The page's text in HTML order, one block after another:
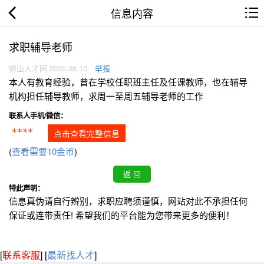
信息内容
求职辅导老师
崂山人才网 2026.08.10 举报
本人有教育经验，曾在学校任职班主任及任课教师，也在辅导
机构担任辅导教师，求周一至周五辅导老师的工作
联系人手机/微信：
**** 点击查看完整信息
(查看需要10金币)
特此声明：
信息真伪请自行辨别，求职应聘须谨慎，网站对此不承担任何
保证或连带责任! 希望我们的平台能为您带来更多的便利！
[联系客服] [最新找人才]